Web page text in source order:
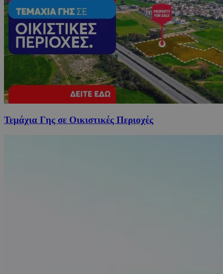
Τεμάχια Γης σε Οικιστικές Περιοχές